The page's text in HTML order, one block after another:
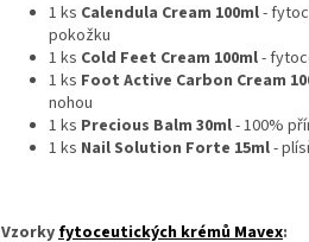
1 ks Calendula Cream 100ml-
pokožku
1 ks Cold Feet Cream 100ml-
1 ks Foot Active Carbon Cream
nohou
1 ks Precious Balm 30ml- 100%
1 ks Nail Solution Forte 15ml-
Vzorky fytoceutických krémů Mavex: